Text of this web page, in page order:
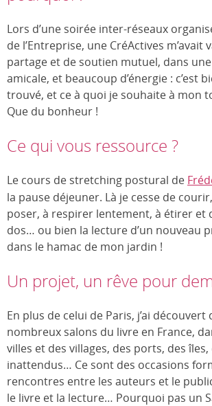
Lors d’une soirée inter-réseaux
de l’Entreprise, une CréActives m’avait
partage et de soutien mutuel, dans
amicale, et beaucoup d’énergie : c’est
trouvé, et ce à quoi je souhaite à mon
Que du bonheur !
Ce qui vous ressource ?
Le cours de stretching postural de
la pause déjeuner. Là je cesse de
poser, à respirer lentement, à étirer et
dos… ou bien la lecture d’un nouveau
dans le hamac de mon jardin !
Un projet, un rêve pour
En plus de celui de Paris, j’ai découvert
nombreux salons du livre en France,
villes et des villages, des ports, des
inattendus… Ce sont des occasions
rencontres entre les auteurs et le
le livre et la lecture… Pourquoi pas un